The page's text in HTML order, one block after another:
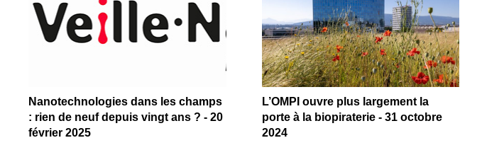
Nanotechnologies dans les champs
: rien de neuf depuis vingt ans ? - 20
février 2025
L’OMPI ouvre plus largement la
porte à la biopiraterie - 31 octobre
2024